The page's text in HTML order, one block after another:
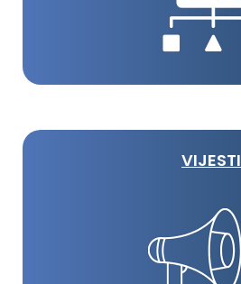
VIJESTI